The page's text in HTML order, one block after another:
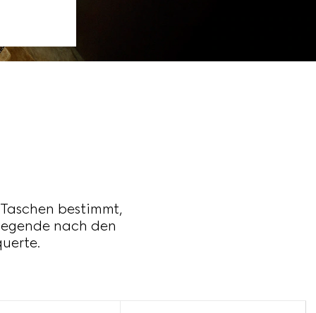
bestimmt,
nach den